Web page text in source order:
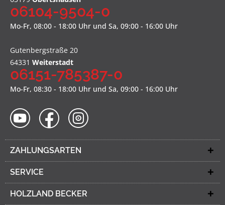
06104-9504-0
Mo-Fr, 08:00 - 18:00 Uhr und Sa, 09:00 - 16:00 Uhr
Gutenbergstraße 20
64331 Weiterstadt
06151-785387-0
Mo-Fr, 08:30 - 18:00 Uhr und Sa, 09:00 - 16:00 Uhr
ZAHLUNGSARTEN
SERVICE
HOLZLAND BECKER